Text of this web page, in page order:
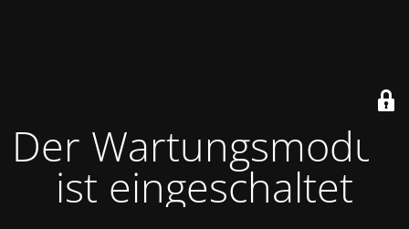
Der Wartungsmodus
ist eingeschaltet